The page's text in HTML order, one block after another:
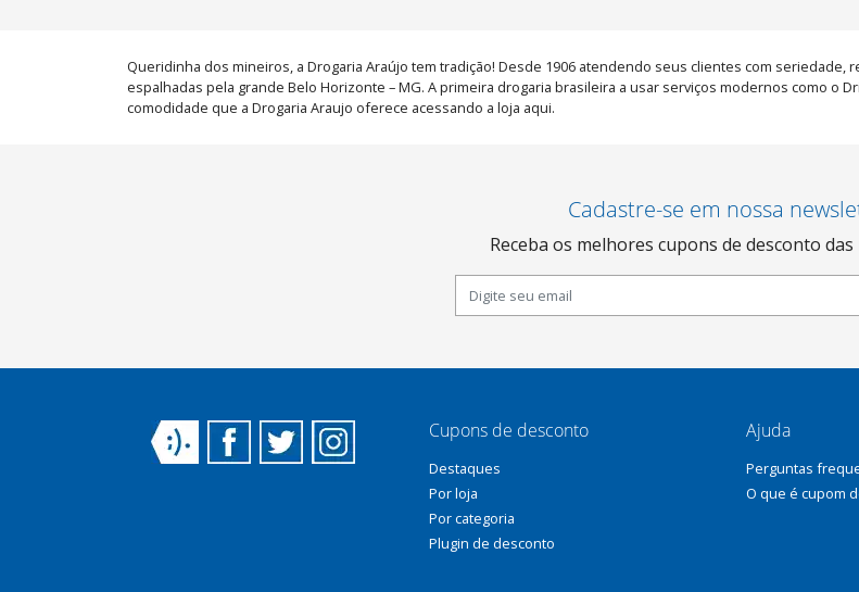
Queridinha dos mineiros, a Drogaria Araújo tem tradição! Desde 1906 atendendo seus clientes com seriedade,
espalhadas pela grande Belo Horizonte – MG. A primeira drogaria brasileira a usar serviços modernos como o
comodidade que a Drogaria Araujo oferece acessando a loja aqui.
Cadastre-se em nossa
Receba os melhores cupons de desconto
Cupons de desconto
Destaques
Por loja
Por categoria
Plugin de desconto
Ajuda
Perguntas
O que é cupom